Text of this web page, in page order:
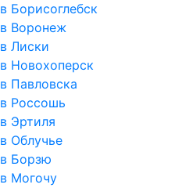
в Борисоглебск
в Воронеж
в Лиски
в Новохоперск
в Павловска
в Россошь
в Эртиля
в Облучье
в Борзю
в Могочу